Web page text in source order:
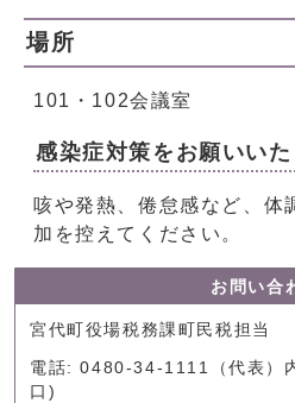
場所
101・102会議室
感染症対策をお願いいた
咳や発熱、倦怠感など、体
加を控えてください。
お問い合
宮代町役場税務課町民税担当
電話: 0480-34-1111（代表）
口)